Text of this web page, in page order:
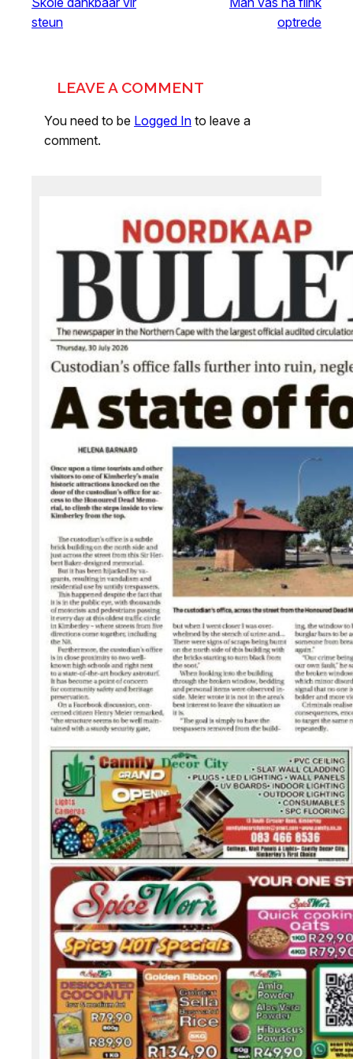
steun
optrede
LEAVE A COMMENT
You need to be Logged In to leave a
comment.